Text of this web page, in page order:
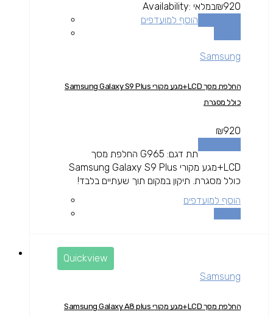
₪920
Availability: במלאי
הוסף למועדפים
Samsung
החלפת מסך LCD+מגע מקורי Samsung Galaxy S9 Plus
כולל מסגרת
₪920
תת דגם: G965 החלפת מסך
LCD+מגע מקורי Samsung Galaxy S9 Plus
כולל מסגרת. תיקון במקום תוך שעתיים בלבד!
הוסף למועדפים
Quickview
Samsung
החלפת מסך LCD+מגע מקורי Samsung Galaxy A8 plus